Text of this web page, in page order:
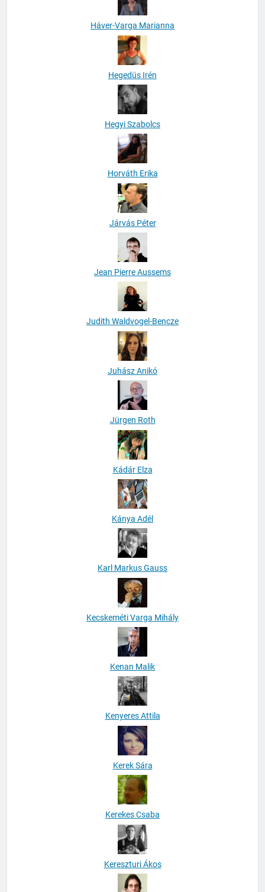
Háver-Varga Marianna
Hegedüs Irén
Hegyi Szabolcs
Horváth Erika
Járvás Péter
Jean Pierre Aussems
Judith Waldvogel-Bencze
Juhász Anikó
Jürgen Roth
Kádár Elza
Kánya Adél
Karl Markus Gauss
Kecskeméti Varga Mihály
Kenan Malik
Kenyeres Attila
Kerek Sára
Kerekes Csaba
Kereszturi Ákos